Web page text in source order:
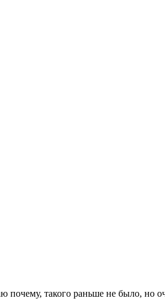
такого раньше не было, но